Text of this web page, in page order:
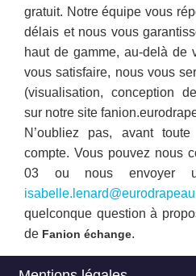
gratuit. Notre équipe vous
délais et nous vous
haut de gamme, au-delà de
vous satisfaire, nous vous
(visualisation, conception
sur notre site
N’oubliez pas, avant
compte. Vous pouvez nous
03 ou nous envoyer
quelconque question à
de Fanion échange.